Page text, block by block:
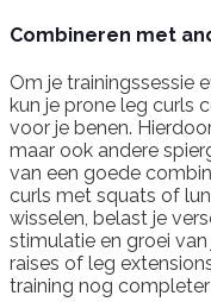
Combineren met
Om je trainingssessie
kun je prone leg curls
voor je benen.
maar ook andere
van een goede
curls met squats of
wisselen, belast je
stimulatie en groei
raises of leg
training nog